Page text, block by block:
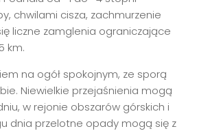
chwilami cisza, zachmurzenie
liczne zamglenia ograniczające
km.
na ogół spokojnym, ze sporą
Niewielkie przejaśnienia mogą
w rejonie obszarów górskich i
dnia przelotne opady mogą się z